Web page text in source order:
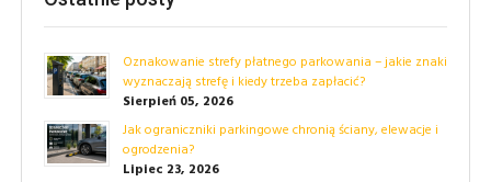
Oznakowanie strefy płatnego parkowania – jakie znaki
wyznaczają strefę i kiedy trzeba zapłacić?
Sierpień 05, 2026
Jak ograniczniki parkingowe chronią ściany, elewacje i
ogrodzenia?
Lipiec 23, 2026